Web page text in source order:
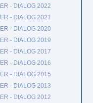
- DIALOG 2022
- DIALOG 2021
- DIALOG 2020
- DIALOG 2019
- DIALOG 2017
- DIALOG 2016
- DIALOG 2015
- DIALOG 2013
- DIALOG 2012